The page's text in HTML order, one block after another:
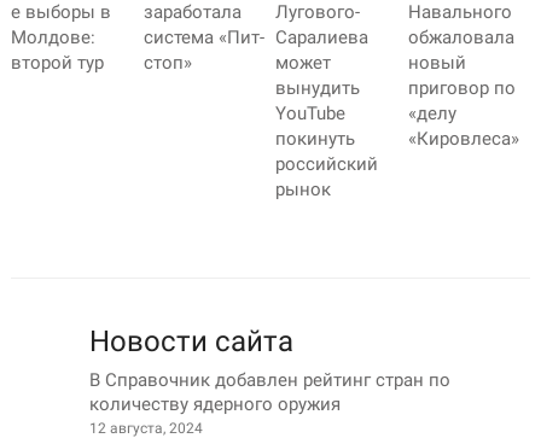
е выборы в
Молдове:
второй тур
заработала
система «Пит-
стоп»
Лугового-
Саралиева
может
вынудить
YouTube
покинуть
российский
рынок
Навального
обжаловала
новый
приговор по
«делу
«Кировлеса»
Новости сайта
В Справочник добавлен рейтинг стран по
количеству ядерного оружия
12 августа, 2024